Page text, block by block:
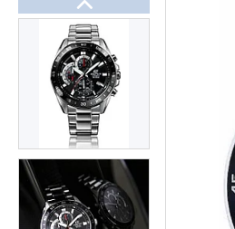
Часы Casio Pro Trek
Atlantic (Швейцария,est 1888)
Casio-Женские часы
Часы Casio Retro
Часы ORIENT
Часы Восток (Чистопольский
завод)
Часы Seiko
Casio спортивные часы
Будильники / настольные часы